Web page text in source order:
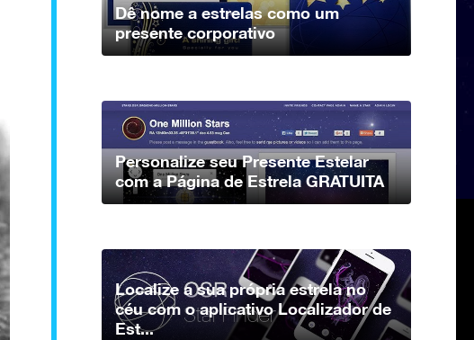
Dê nome a estrelas como um
presente corporativo
Personalize seu Presente Estelar
com a Página de Estrela GRATUITA
Localize a sua própria estrela no
céu com o aplicativo Localizador de
Est...